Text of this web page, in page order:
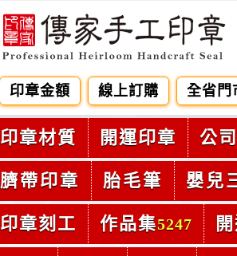
印章金額 線上訂購 全省門
印章材質 開運印章 公
臍帶印章 胎毛筆 嬰兒
印章刻工 作品集5247